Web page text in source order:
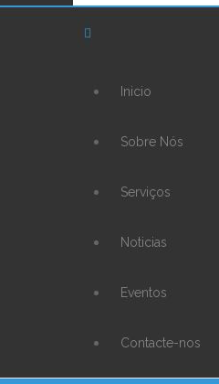
Inicio
Sobre Nós
Serviços
Noticias
Eventos
Contacte-nos